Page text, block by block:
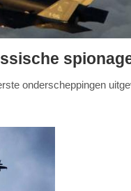
onderscheppingen